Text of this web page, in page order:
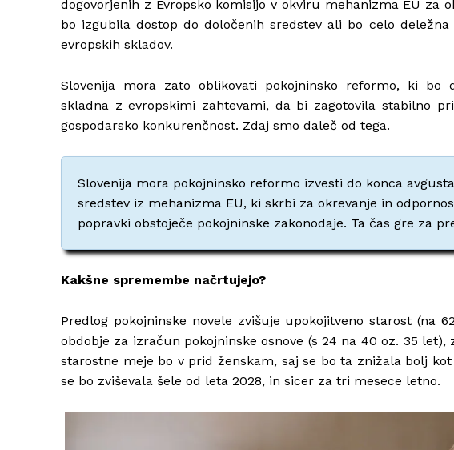
dogovorjenih z Evropsko komisijo v okviru mehanizma EU za
bo izgubila dostop do določenih sredstev ali bo celo
evropskih skladov.
Slovenija mora zato oblikovati pokojninsko reformo, ki bo
skladna z evropskimi zahtevami, da bi zagotovila stabilno
gospodarsko konkurenčnost. Zdaj smo daleč od tega.
Slovenija mora pokojninsko reformo izvesti do konca
sredstev iz mehanizma EU, ki skrbi za okrevanje in
popravki obstoječe pokojninske zakonodaje. Ta čas gre za
Kakšne spremembe načrtujejo?
Predlog pokojninske novele zvišuje upokojitveno starost (na
obdobje za izračun pokojninske osnove (s 24 na 40 oz. 35
starostne meje bo v prid ženskam, saj se bo ta znižala bolj
se bo zviševala šele od leta 2028, in sicer za tri mesece letno.